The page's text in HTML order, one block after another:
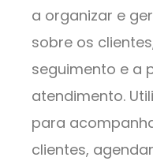
a organizar e
sobre os
seguimento e a
atendimento.
para
clientes,